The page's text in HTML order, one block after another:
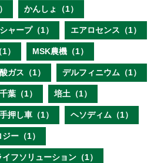
かんしょ（1）
シャープ（1） エアロセンス（1）
） MSK農機（1）
ガス（1） デルフィニウム（1）
千葉（1） 培土（1）
手押し車（1） ヘソディム（1）
ー（1）
フソリューション（1）